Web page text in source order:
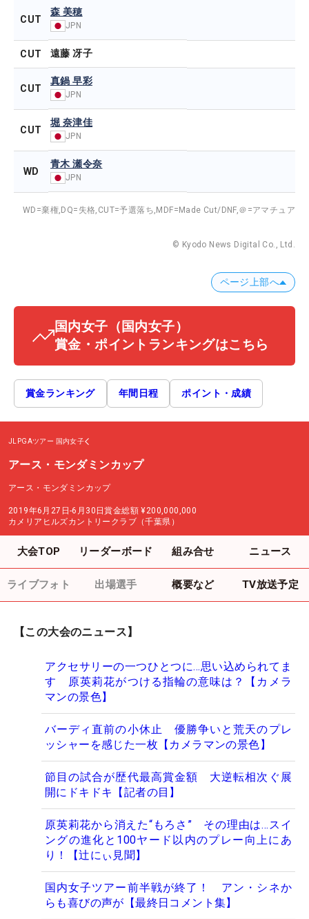
CUT
森 美穂
JPN
CUT 遠藤 冴子
CUT
真鍋 早彩
JPN
CUT
堀 奈津佳
JPN
WD
青木 瀬令奈
JPN
WD=棄権, DQ=失格, CUT=予選落ち, MDF=Made Cut/DNF,＠=アマチュア
© Kyodo News Digital Co., Ltd.
ページ上部へ
国内女子 （国内女子）
賞金・ポイントランキングはこちら
賞金ランキング 年間日程 ポイント・成績
JLPGAツアー 国内女子
アース・モンダミンカップ
アース・モンダミンカップ
2019年6月27日-6月30日賞金総額 ¥200,000,000
カメリアヒルズカントリークラブ（千葉県）
大会TOP リーダーボード 組み合せ ニュース
ライブフォト 出場選手 概要など TV放送予定
【この大会のニュース】
アクセサリーの一つひとつに…思い込められてま
す 原英莉花がつける指輪の意味は？【カメラ
マンの景色】
バーディ直前の小休止 優勝争いと荒天のプレ
ッシャーを感じた一枚【カメラマンの景色】
節目の試合が歴代最高賞金額 大逆転相次ぐ展
開にドキドキ【記者の目】
原英莉花から消えた“もろさ” その理由は…スイ
ングの進化と100ヤード以内のプレー向上にあ
り！【辻にぃ見聞】
国内女子ツアー前半戦が終了！ アン・シネか
らも喜びの声が【最終日コメント集】